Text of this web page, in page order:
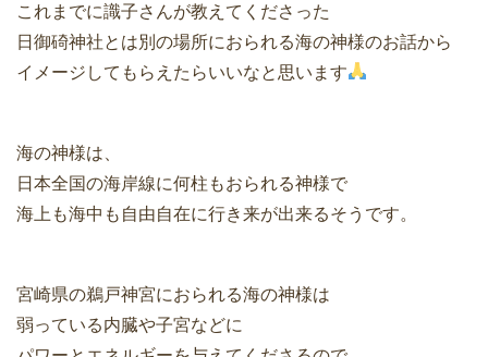
これまでに識子さんが教えてくださった
日御碕神社とは別の場所におられる海の神様のお話から
イメージしてもらえたらいいなと思います
海の神様は、
日本全国の海岸線に何柱もおられる神様で
海上も海中も自由自在に行き来が出来るそうです。
宮崎県の鵜戸神宮におられる海の神様は
弱っている内臓や子宮などに